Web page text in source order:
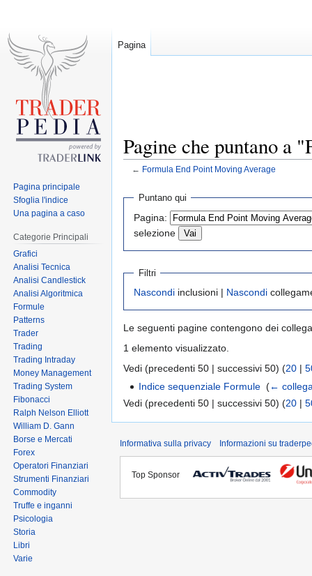
Pagine che puntano a
← Formula End Point Moving Average
Jump
navigation
Jump
search
Puntano qui
Pagina:
selezione
Filtri
Nascondi inclusioni | Nascondi
Le seguenti pagine contengono dei
1 elemento visualizzato.
Vedi (precedenti 50 | successivi 50) (20 |
Indice sequenziale Formule ‎(←
Vedi (precedenti 50 | successivi 50) (20 |
Pagina
Pagina principale
Sfoglia l'indice
Una pagina a caso
Categorie Principali
Grafici
Analisi Tecnica
Analisi Candlestick
Analisi Algoritmica
Formule
Patterns
Trader
Trading
Trading Intraday
Money Management
Trading System
Fibonacci
Ralph Nelson Elliott
William D. Gann
Borse e Mercati
Forex
Operatori Finanziari
Strumenti Finanziari
Commodity
Truffe e inganni
Psicologia
Storia
Libri
Varie
Informativa sulla privacy Informazioni su
Top Sponsor